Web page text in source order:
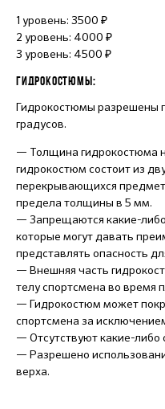
1 уровень: 3500 ₽
2 уровень: 4000 ₽
3 уровень: 4500 ₽
ГИДРОКОСТЮМЫ:
Гидрокостюмы разрешены
градусов.
— Толщина гидрокостюма
гидрокостюм состоит из
перекрывающихся
предела толщины в 5 мм.
— Запрещаются какие-
которые могут давать
представлять опасность
— Внешняя часть
телу спортсмена во время
— Гидрокостюм может
спортсмена за
— Отсутствуют какие-
— Разрешено
верха.